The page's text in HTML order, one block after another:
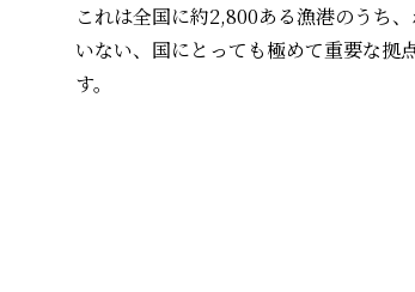
これは全国に約2,800ある漁港のうち
いない、国にとっても極めて重要な拠
す。